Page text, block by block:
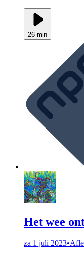
26 min
Het wee
za 1 juli 2023•